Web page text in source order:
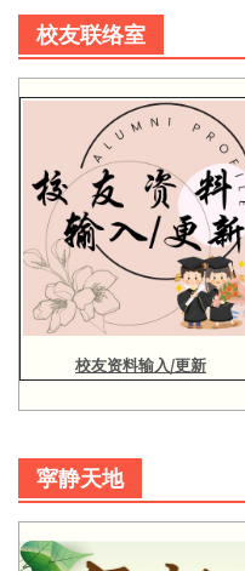
校友联络室
校友资料输入/更新
寜静天地